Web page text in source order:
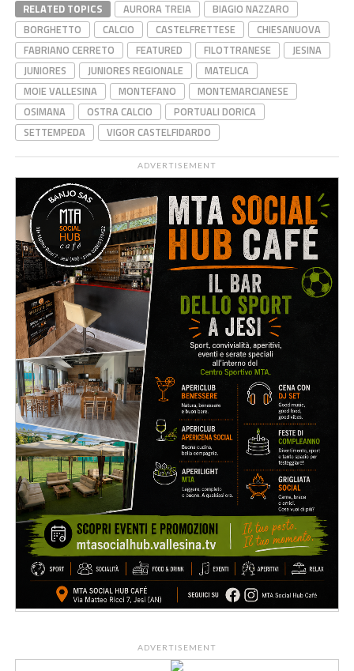
RELATED TOPICS AURORA TREIA
BIAGIO NAZZARO
BORGHETTO
CALCIO CASTELFRETTESE
CHIESANUOVA
FABRIANO CERRETO
FEATURED FILOTTRANESE
JESINA
JUNIORES
JUNIORES REGIONALE
MATELICA
MOIE VALLESINA
MONTEFANO
MONTEMARCIANESE
OSIMANA
OSTRA CALCIO
PORTUALI DORICA
SETTEMPEDA
VIGOR CASTELFIDARDO
ADVERTISEMENT
ADVERTISEMENT